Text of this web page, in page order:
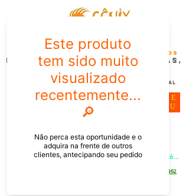
FÊNIX DESIGN STUDIO | Design
Gráfico| Desenvolvimento de Produtos
Personalizados para Pessoas,
Empresas e EventoS
Lembrancinhas, Brindes promocionais,
Decoração, Presentes e Comunicação Visual
PEDIDOS PELO CHAT OU WHATSAPP: Informe os produtos,
quantidade e o CEP ou endereço de entrega e receba um link já
ME
NU
[21] 9 6546 4862